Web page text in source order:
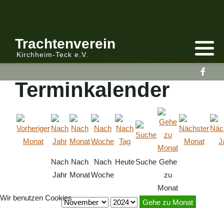
Trachtenverein
Kirchheim-Teck e.V.
Terminkalender
Nach
Jahr
Nach
Monat
Nach
Woche
HeuteSuche Gehe
zu
Monat
Gehe zu Monat
Wir benutzen Cookies
Anmelden/Abmelden
Kalender
Gebirgstracht
Volkstracht
Berichte Vereinsleitung
Berichte
Vereinsleitung Informiert